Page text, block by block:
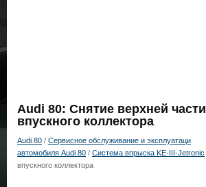
Audi 80: Снятие верхней части
впускного коллектора
Audi 80 / Сервисное обслуживание и эксплуатаци
автомобиля Audi 80 / Система впрыска KE-III-Jetronic
впускного коллектора